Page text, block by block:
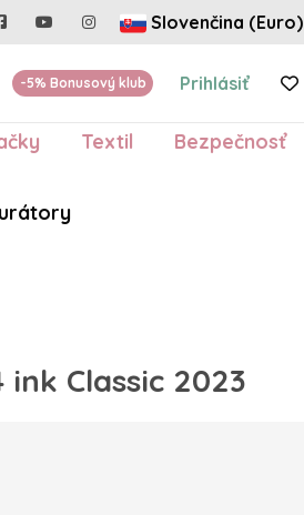
Slovenčina (Euro)
-5% Bonusový klub Prihlásiť
Textil
Bezpečnosť
ink Classic 2023